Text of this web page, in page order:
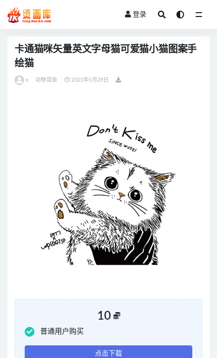
登录
卡通猫咪矢量英文字母猫可爱猫小猫图案手
绘猫
x 动物昆虫 2021年5月29日
10
普通用户购买
点击下载